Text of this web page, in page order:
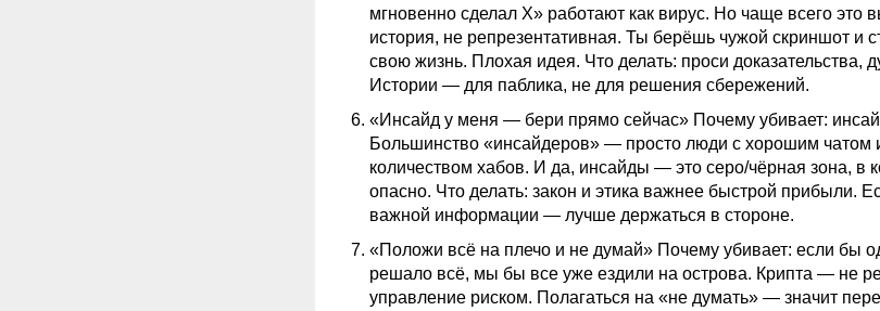
мгновенно сделал X» работают как вирус. Но чаще всего это
история, не репрезентативная. Ты берёшь чужой скриншот и
свою жизнь. Плохая идея. Что делать: проси доказательства,
Истории — для паблика, не для решения сбережений.
«Инсайд у меня — бери прямо сейчас» Почему убивает:
Большинство «инсайдеров» — просто люди с хорошим чатом
количеством хабов. И да, инсайды — это серо/чёрная зона, в
опасно. Что делать: закон и этика важнее быстрой прибыли.
важной информации — лучше держаться в стороне.
«Положи всё на плечо и не думай» Почему убивает: если бы
решало всё, мы бы все уже ездили на острова. Крипта — не
управление риском. Полагаться на «не думать» — значит